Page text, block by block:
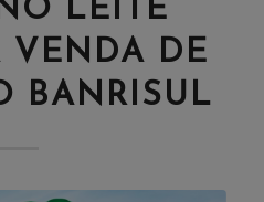
LEITE
VENDA DE
BANRISUL